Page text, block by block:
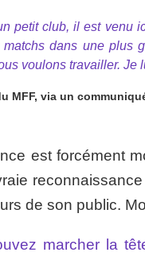
petit club, il est venu
dans une
voulons travailler.
MFF, via un
est forcément
de son public.
marcher la